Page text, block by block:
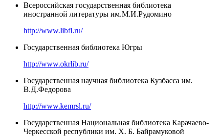
Всероссийская государственная библиотека
иностранной литературы им.М.И.Рудомино
http://www.libfl.ru/
Государственная библиотека Югры
http://www.okrlib.ru/
Государственная научная библиотека Кузбасса им.
В.Д.Федорова
http://www.kemrsl.ru/
Государственная Национальная библиотека Карачаево-
Черкесской республики им. Х. Б. Байрамуковой